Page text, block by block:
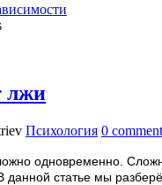
лжи
Психология 0
одновременно.
статье мы